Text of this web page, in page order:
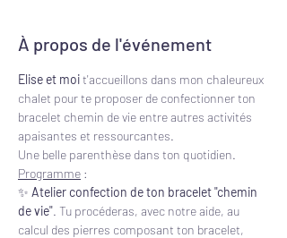
À propos de l'événement
Elise et moi t'accueillons dans mon chaleureux
chalet pour te proposer de confectionner ton
bracelet chemin de vie entre autres activités
apaisantes et ressourcantes.
Une belle parenthèse dans ton quotidien.
Programme :
✨ Atelier confection de ton bracelet "chemin
de vie". Tu procéderas, avec notre aide, au
calcul des pierres composant ton bracelet,